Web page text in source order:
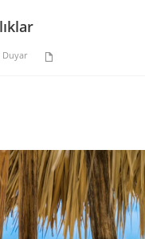
Duyar